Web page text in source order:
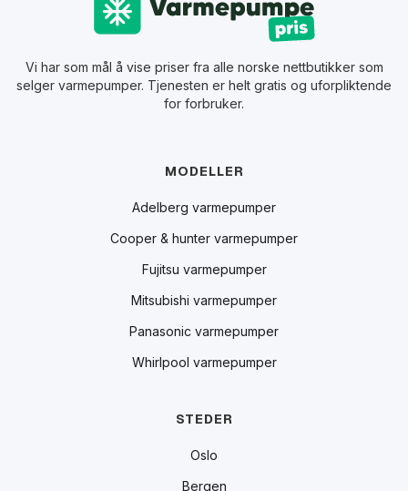
Vi har som mål å vise priser fra alle norske nettbutikker som
selger varmepumper. Tjenesten er helt gratis og uforpliktende
for forbruker.
MODELLER
Adelberg varmepumper
Cooper & hunter varmepumper
Fujitsu varmepumper
Mitsubishi varmepumper
Panasonic varmepumper
Whirlpool varmepumper
STEDER
Oslo
Bergen